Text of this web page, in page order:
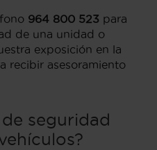
964 800 523 para
de una unidad o
exposición en la
recibir asesoramiento
seguridad